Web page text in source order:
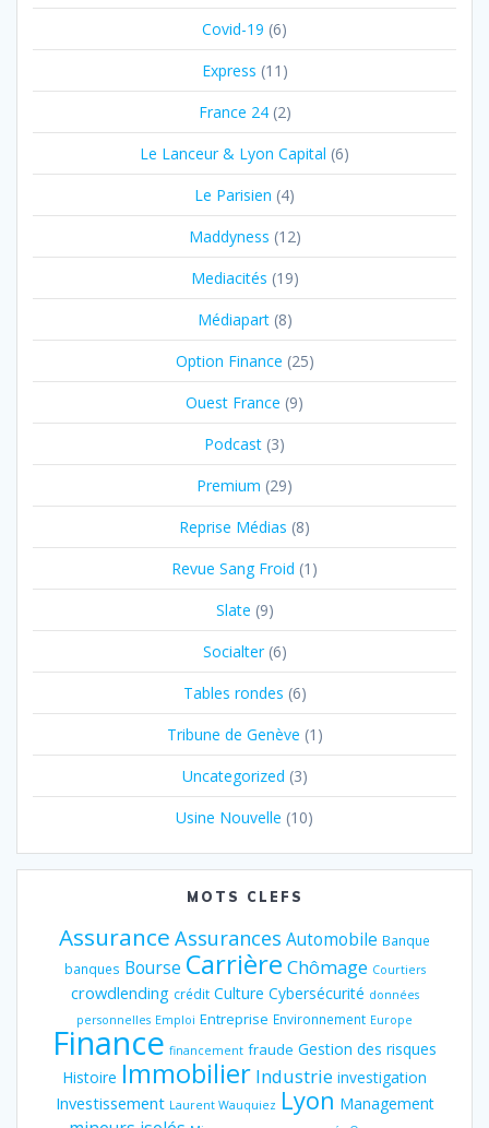
Covid-19 (6)
Express (11)
France 24(2)
Le Lanceur & Lyon Capital (6)
Le Parisien (4)
Maddyness (12)
Mediacités (19)
Médiapart(8)
Option Finance (25)
Ouest France (9)
Podcast (3)
Premium (29)
Reprise Médias (8)
Revue Sang Froid (1)
Slate (9)
Socialter(6)
Tables rondes (6)
Tribune de Genève (1)
Uncategorized (3)
Usine Nouvelle (10)
MOTS CLEFS
Assurance Assurances Automobile Banque
banques Bourse Carrière Chômage Courtiers
crowdlending crédit Culture Cybersécurité données
personnelles Emploi Entreprise Environnement Europe
Finance financement fraude Gestion des risques
Histoire Immobilier Industrie investigation
Investissement Laurent Wauquiez Lyon Management